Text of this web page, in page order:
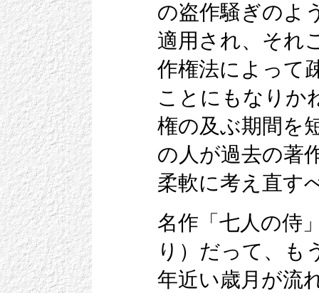
の盗作騒ぎのよ
適用され、それ
作権法によって
ことにもなりか
権の及ぶ期間を
の人が過去の著
柔軟に考え直す
名作「七人の侍
り）だって、も
年近い歳月が流